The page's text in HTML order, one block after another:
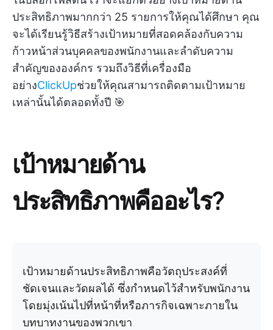
ประสิทธิภาพมากกว่า 25 รายการให้คุณได้ศึกษา คุณ
จะได้เรียนรู้วิธีสร้างเป้าหมายที่สอดคล้องกับความ
ก้าวหน้าส่วนบุคคลของพนักงานและลำดับความ
สำคัญขององค์กร รวมถึงวิธีที่เครื่องมือ
อย่างClickUpช่วยให้คุณสามารถติดตามเป้าหมาย
เหล่านั้นได้ตลอดทั้งปี 🎯
เป้าหมายด้าน
ประสิทธิภาพคืออะไร?
เป้าหมายด้านประสิทธิภาพคือวัตถุประสงค์ที่
ชัดเจนและวัดผลได้ ซึ่งกำหนดไว้สำหรับพนักงาน
โดยมุ่งเน้นไปที่หน้าที่หรือภารกิจเฉพาะภายใน
บทบาทงานของพวกเขา